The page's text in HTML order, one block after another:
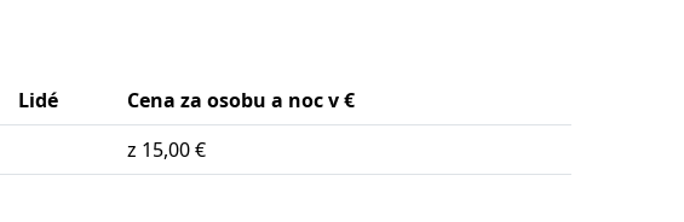
Lidé
Cena za osobu a noc v €
z 15,00 €